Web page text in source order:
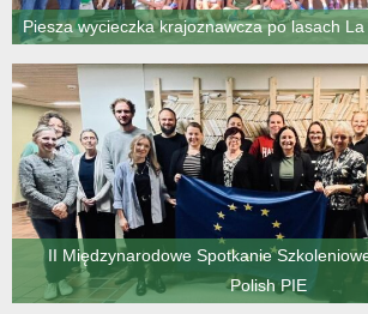
Piesza wycieczka krajoznawcza po lasach
II Międzynarodowe Spotkanie
Polish PIE